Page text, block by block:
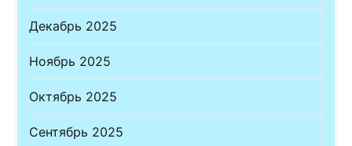
Декабрь 2025
Ноябрь 2025
Октябрь 2025
Сентябрь 2025